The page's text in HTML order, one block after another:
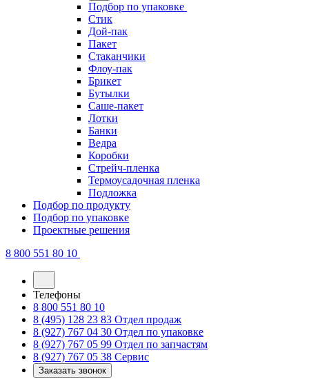
Подбор по упаковке
Стик
Дой-пак
Пакет
Стаканчики
Флоу-пак
Брикет
Бутылки
Саше-пакет
Лотки
Банки
Ведра
Коробки
Стрейч-пленка
Термоусадочная пленка
Подложка
Подбор по продукту
Подбор по упаковке
Проектные решения
8 800 551 80 10
Телефоны
8 800 551 80 10
8 (495) 128 23 83 Отдел продаж
8 (927) 767 04 30 Отдел по упаковке
8 (927) 767 05 99 Отдел по запчастям
8 (927) 767 05 38 Сервис
Заказать звонок